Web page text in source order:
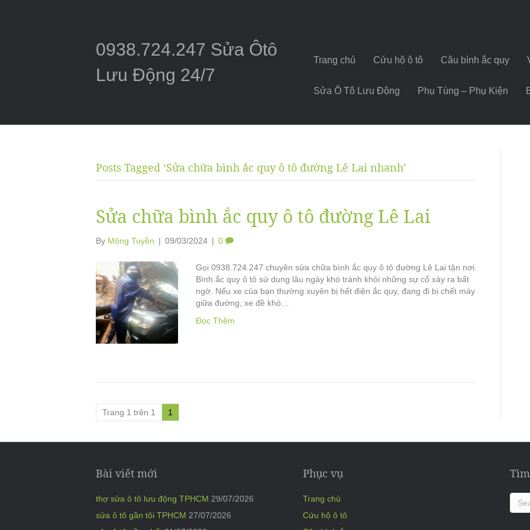
0938.724.247 Sửa Ôtô
Lưu Động 24/7
Trang chủ Cứu hộ ô tô Câu bình ắc quy
Sửa Ô Tô Lưu Động Phụ Tùng – Phụ Kiện
Posts Tagged ‘Sửa chữa bình ắc quy ô tô đường Lê Lai nhanh’
Sửa chữa bình ắc quy ô tô đường Lê Lai
By Mộng Tuyền | 09/03/2024 | 0
Gọi 0938.724.247 chuyên sửa chữa bình ắc quy ô tô đường Lê Lai tận nơi.
Bình ắc quy ô tô sử dụng lâu ngày khó tránh khỏi những sự cố xảy ra bất
ngờ. Nếu xe của bạn thường xuyên bị hết điện ắc quy, đang đi bị chết máy
giữa đường, xe đề khó…
Đọc Thêm
Trang 1 trên 1 1
Bài viết mới
thợ sửa ô tô lưu động TPHCM 29/07/2026
sửa ô tô gần tôi TPHCM 27/07/2026
Phục vụ
Trang chủ
Cứu hộ ô tô